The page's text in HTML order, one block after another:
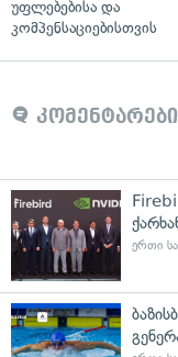
უფლებებისა და
კომპენსაციებისთვის
კომენტარები
ერთი